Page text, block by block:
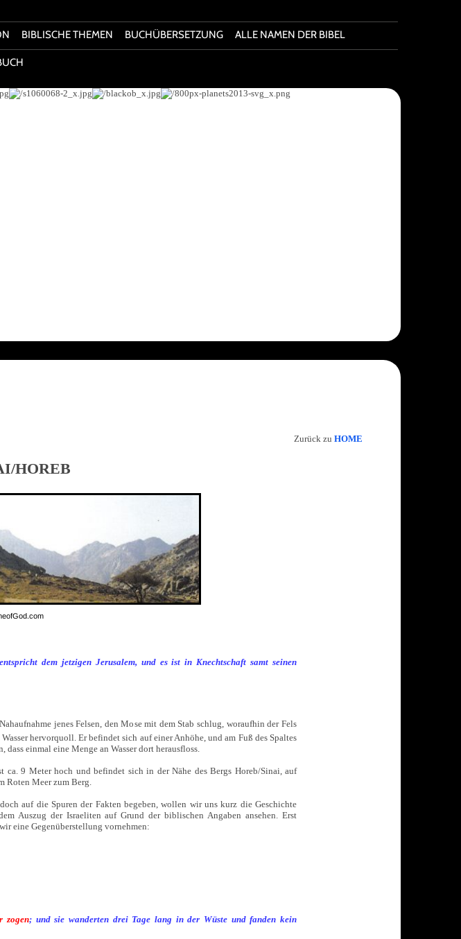
BIBLISCHE THEMEN BUCHÜBERSETZUNG ALLE NAMEN DER BIBEL
Zurück zu HOME
HOREB
dem jetzigen Jerusalem, und es ist in Knechtschaft samt seinen
jenes Felsen, den Mose mit dem Stab schlug, woraufhin der Fels
hervorquoll. Er befindet sich auf einer Anhöhe, und am Fuß des Spaltes
dass einmal eine Menge an Wasser dort herausfloss.
ca. 9 Meter hoch und befindet sich in der Nähe des Bergs Horeb/Sinai, auf
Roten Meer zum Berg.
auf die Spuren der Fakten begeben, wollen wir uns kurz die Geschichte
Auszug der Israeliten auf Grund der biblischen Angaben ansehen. Erst
eine Gegenüberstellung vornehmen:
zogen; und sie wanderten drei Tage lang in der Wüste und fanden kein